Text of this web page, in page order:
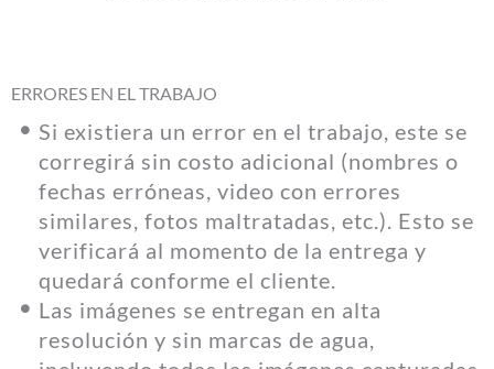
ERRORES EN EL TRABAJO
Si existiera un error en el trabajo, este se
corregirá sin costo adicional (nombres o
fechas erróneas, video con errores
similares, fotos maltratadas, etc.). Esto se
verificará al momento de la entrega y
quedará conforme el cliente.
Las imágenes se entregan en alta
resolución y sin marcas de agua,